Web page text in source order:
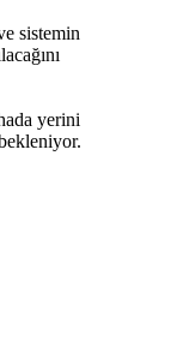
sistemin
yerini